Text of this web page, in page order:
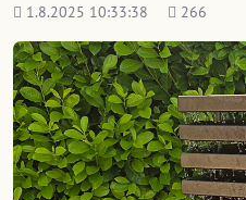
Pridané
1.8.2025 10:33:38
Počet
266